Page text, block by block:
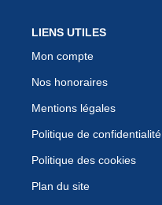
LIENS UTILES
Mon compte
Nos honoraires
Mentions légales
Politique de confidentialité
Politique des cookies
Plan du site